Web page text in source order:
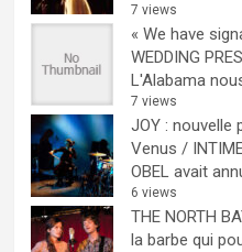
7 views
« We have
WEDDING
L'Alabama
7 views
JOY : nouvelle
Venus /
OBEL avait
6 views
THE NORTH
la barbe qui